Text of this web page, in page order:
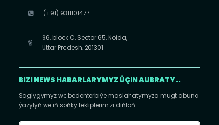
(+91) 9311101477
96, block C, Sector 65, Noida,
Uttar Pradesh, 201301
BIZI NEWS HABARLARYMYZ ÜÇIN AUBRATY ..
Saglygymyz we bedenterbiýe maslahatymyza mugt abuna
ýazylyň we iň soňky tekliplerimizi diňläň